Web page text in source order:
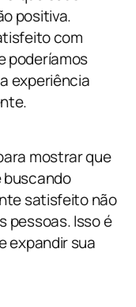
positiva.
com
poderíamos
experiência
mostrar que
buscando
satisfeito não
pessoas. Isso é
expandir sua